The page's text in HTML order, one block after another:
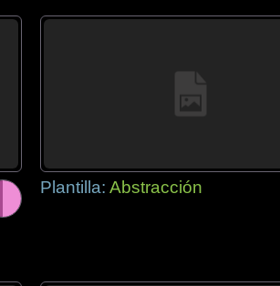
Plantilla: Abstracción